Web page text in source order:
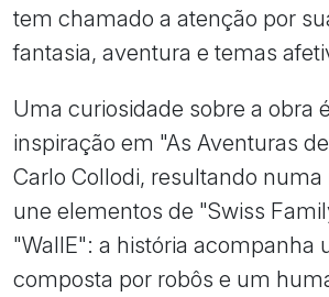
tem chamado a atenção por
fantasia, aventura e temas
Uma curiosidade sobre a obra
inspiração em "As Aventuras
Carlo Collodi, resultando numa
une elementos de "Swiss
"WallE": a história acompanha
composta por robôs e um